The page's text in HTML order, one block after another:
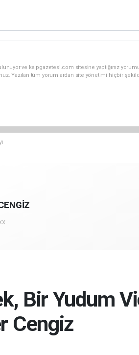
ve kalpgazetesi.com sitesine yaptığınız
Yazılan tüm yorumlardan site yönetimi hiçbir
Bir Yudum
Cengiz